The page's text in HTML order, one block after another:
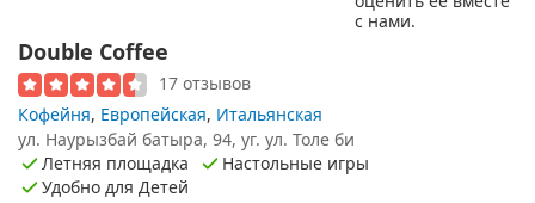
Double Coffee
17 отзывов
Кофейня, Европейская, Итальянская
ул. Наурызбай батыра, 94, уг. ул. Толе би
Летняя площадка
Настольные игры
Удобно для Детей